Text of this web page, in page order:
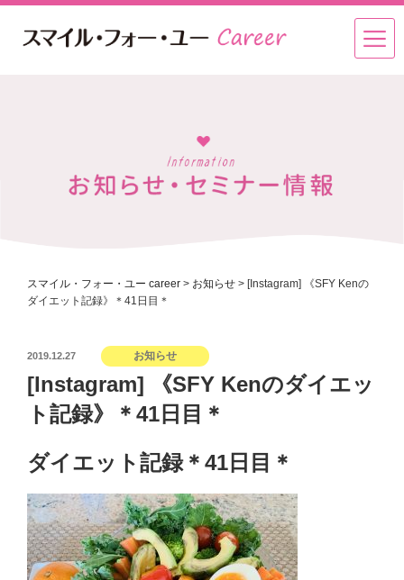
スマイル・フォー・ユー career > お知らせ > [Instagram] 《SFY Kenの
ダイエット記録》＊41日目＊
投
2019.12.27 お知らせ
[Instagram] 《SFY Kenのダイエッ
ト記録》＊41日目＊
ダイエット記録＊41日目＊